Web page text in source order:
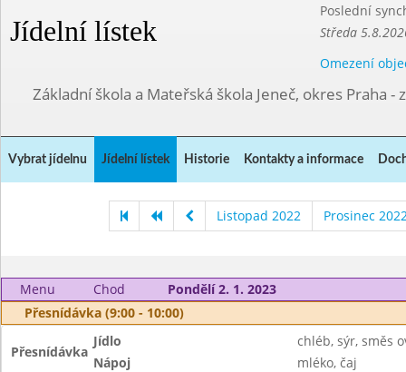
Jídelní lístek
Poslední
Středa
Omezení
Základní škola a Mateřská škola Jeneč, okres Praha -
Vybrat jídelnu Jídelní lístek Historie Kontakty a informace
Listopad 2022 Prosinec
Menu Chod
Pondělí 2. 1. 2023
Přesnídávka (9:00 - 10:00)
Přesnídávka
Jídlo
chléb, sýr, směs
Nápoj
mléko, čaj